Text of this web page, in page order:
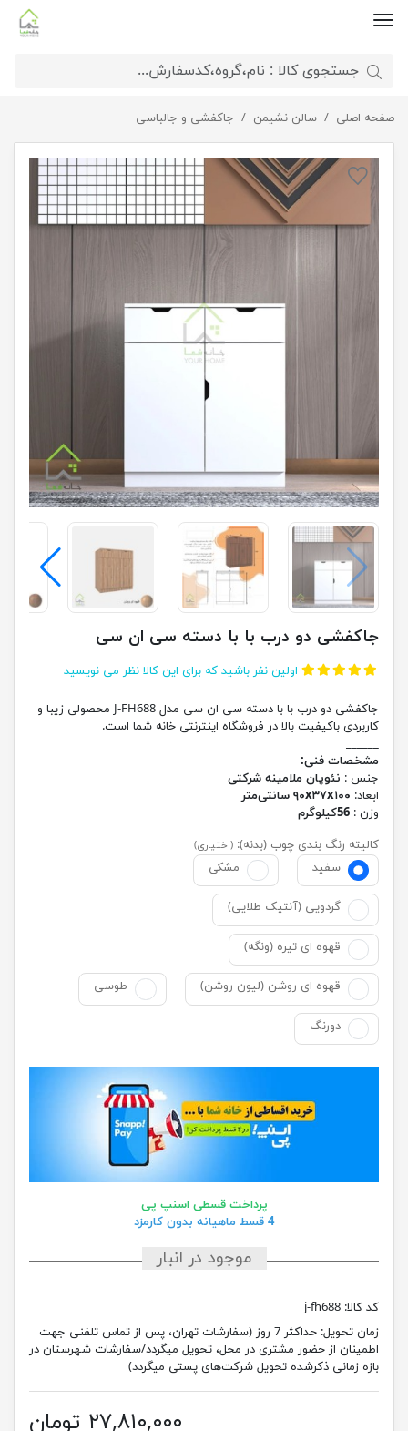
صفحه اصلی سالن نشیمن جاکفشی و جالباسی
جاکفشی دو درب با با دسته سی ان سی
جاکفشی دو درب با با دسته سی ان سی
اولین نفر باشید که برای این کالا نظر می نویسید
جاکفشی دو درب با با دسته سی ان سی مدل J-FH688 محصولی زیبا و
کاربردی باکیفیت بالا در فروشگاه اینترنتی خانه شما است.
______
مشخصات فنی:
جنس : نئوپان ملامینه شرکتی
ابعاد: ۹۰x۳۷x۱۰۰ سانتی‌متر
وزن : 56کیلوگرم
کالیته رنگ بندی چوب (بدنه): (اختیاری)
سفید مشکی
گردویی (آنتیک طلایی)
قهوه ای تیره (ونگه)
قهوه ای روشن (لیون روشن) طوسی
دورنگ
پرداخت قسطی اسنپ پی
4 قسط ماهیانه بدون کارمزد
موجود در انبار
کد کالا: j-fh688
زمان تحویل:
حداکثر 7 روز (سفارشات تهران، پس از تماس تلفنی جهت
اطمینان از حضور مشتری در محل، تحویل میگردد/سفارشات شهرستان در
بازه زمانی ذکرشده تحویل شرکت‌های پستی میگردد)
۲۷,۸۱۰,۰۰۰ تومان